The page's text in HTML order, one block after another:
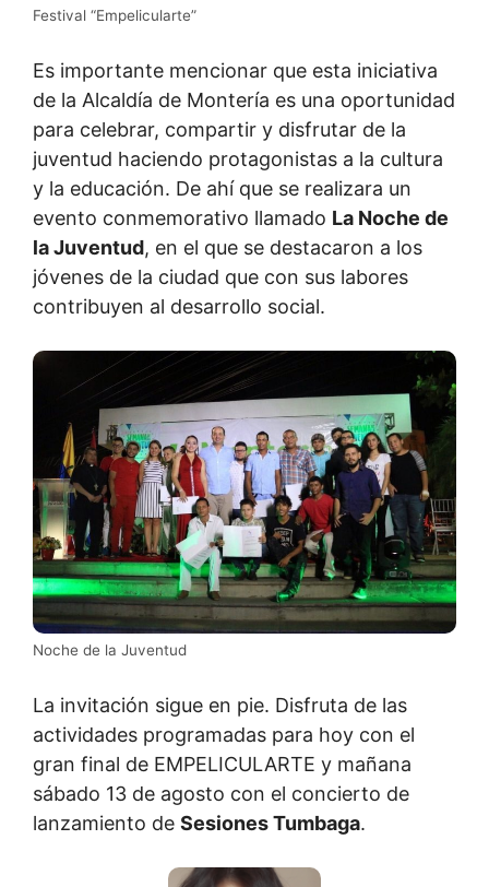
Festival “Empelicularte”
Es importante mencionar que esta iniciativa
de la Alcaldía de Montería es una oportunidad
para celebrar, compartir y disfrutar de la
juventud haciendo protagonistas a la cultura
y la educación. De ahí que se realizara un
evento conmemorativo llamado La Noche de
la Juventud, en el que se destacaron a los
jóvenes de la ciudad que con sus labores
contribuyen al desarrollo social.
Noche de la Juventud
La invitación sigue en pie. Disfruta de las
actividades programadas para hoy con el
gran final de EMPELICULARTE y mañana
sábado 13 de agosto con el concierto de
lanzamiento de Sesiones Tumbaga.